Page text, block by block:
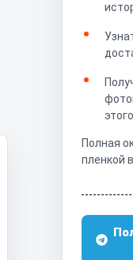
Полная
пленкой